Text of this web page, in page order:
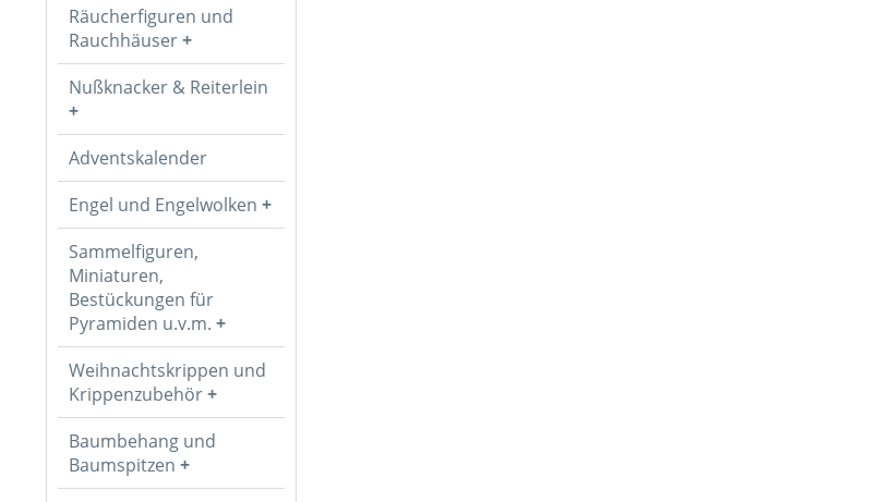
Räucherfiguren und
Rauchhäuser
Nußknacker & Reiterlein
Adventskalender
Engel und Engelwolken
Sammelfiguren,
Miniaturen,
Bestückungen für
Pyramiden u.v.m.
Weihnachtskrippen und
Krippenzubehör
Baumbehang und
Baumspitzen